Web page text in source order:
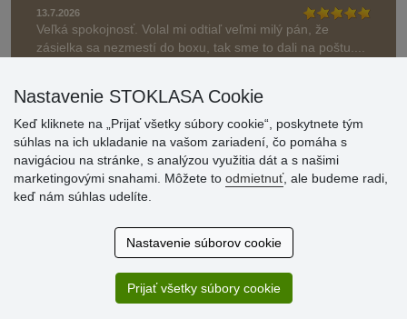
13.7.2026
Veľká spokojnosť. Volal mi odtiaľ veľmi milý pán, že
zásielka sa nezmestí do boxu, tak sme to dali na poštu....
» Aktuálne 6948 recenzií
© Stoklasa textilní galanterie s.r.o. 2026.
Nastavenie STOKLASA Cookie
Keď kliknete na „Prijať všetky súbory cookie“, poskytnete tým
súhlas na ich ukladanie na vašom zariadení, čo pomáha s
navigáciou na stránke, s analýzou využitia dát a s našimi
marketingovými snahami. Môžete to odmietnuť, ale budeme radi,
keď nám súhlas udelíte.
Nastavenie súborov cookie
Prijať všetky súbory cookie